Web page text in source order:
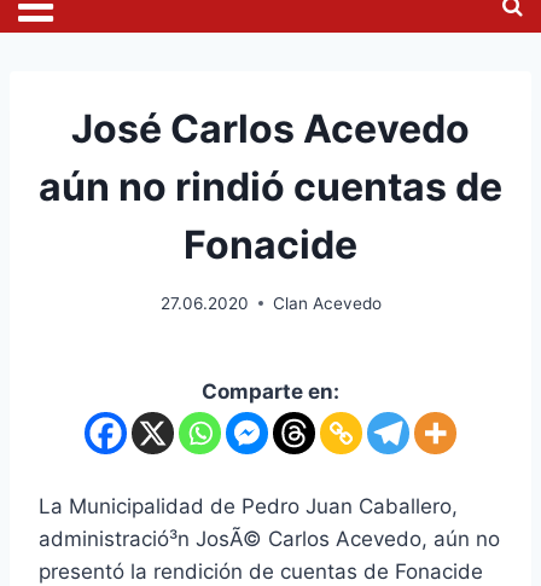
José Carlos Acevedo
aún no rindió cuentas de
Fonacide
27.06.2020 Clan Acevedo
Comparte en:
La Municipalidad de Pedro Juan Caballero,
administració³n JosÃ© Carlos Acevedo, aún no
presentó la rendición de cuentas de Fonacide